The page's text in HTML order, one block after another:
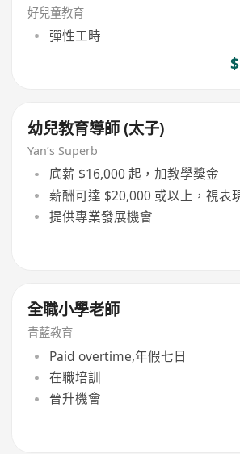
好兒童教育
彈性工時
幼兒教育導師 (太子)
Yan’s Superb
底薪 $16,000 起，加教學獎金
薪酬可達 $20,000 或以上，視表
提供專業發展機會
全職小學老師
青藍教育
Paid overtime,年假七日
在職培訓
晉升機會